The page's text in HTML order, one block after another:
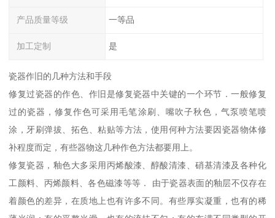
产品质量等级 一等品
加工定制 是
瓷器作旧的几种方法和手段
修复过瓷器的作色、作旧是修复瓷器中关键的一个环节．一般修复
过的瓷器，修复作色可采用毛笔涂刷、嘴吹子秋色，气泵喷笔喷
涂，牙刷弹拔、拓色、粘贴等方法，使用何种方法要因瓷器物体修
补程度而定，有些器物这几种作色方法都要用上。
修复瓷器，釉色大多采用丙烯酸漆、醇酸清漆、硝基清漆及各种化
工颜料、丙烯颜料、各色磁漆等等． 由于瓷器表面的釉层不仅存在
着颜色的差异，在质地上也有许多不同。有些厚实凝重，也有的稀